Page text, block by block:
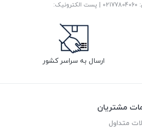
ارسال به سراسر کشور
مشتریان
متداول